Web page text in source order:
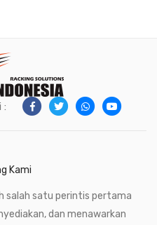
:
Kami
salah satu perintis pertama
dan menawarkan